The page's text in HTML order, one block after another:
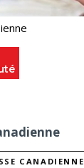
CANADIENNE